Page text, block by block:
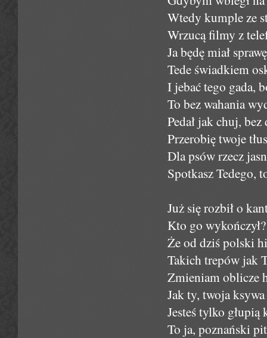
Wtedy kumple ze
Wrzucą filmy z
Ja będę miał
Tede świadkiem
I jebać tego gada,
To bez wahania
Pedał jak chuj,
Przerobię twoje
Dla psów rzecz
Spotkasz Tedego,
Już się rozbił o
Kto go
Że od dziś polski
Takich trepów jak
Zmieniam oblicze
Jak ty, twoja
Jesteś tylko głupią
To ja, poznański